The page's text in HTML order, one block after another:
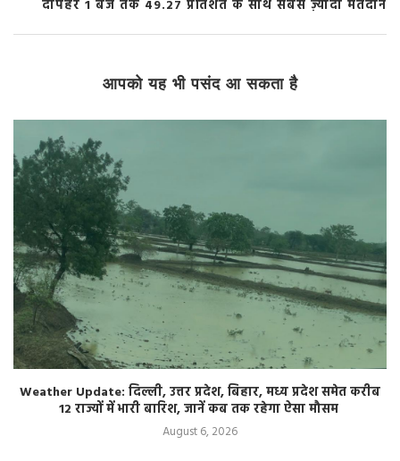
दोपहर 1 बजे तक 49.27 प्रतिशत के साथ सबसे ज़्यादा मतदान
आपको यह भी पसंद आ सकता है
Weather Update: दिल्ली, उत्तर प्रदेश, बिहार, मध्य प्रदेश समेत करीब
12 राज्यों में भारी बारिश, जानें कब तक रहेगा ऐसा मौसम
August 6, 2026